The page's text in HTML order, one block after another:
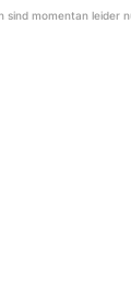
sind momentan leider